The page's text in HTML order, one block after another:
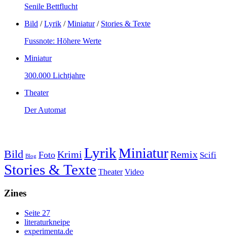
Senile Bettflucht
Bild /Lyrik /Miniatur/ Stories & Texte
Fussnote: Höhere Werte
Miniatur
300.000 Lichtjahre
Theater
Der Automat
Bild Blog Foto Krimi LyrikMiniaturRemix Scifi
Stories & Texte Theater Video
Zines
Seite 27
literaturkneipe
experimenta.de